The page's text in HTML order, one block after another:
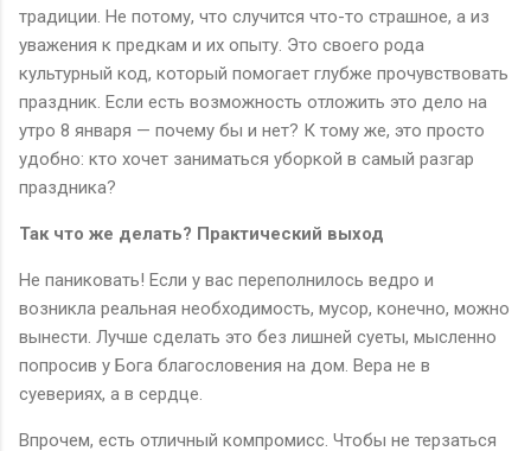
традиции. Не потому, что случится что-то страшное, а из
уважения к предкам и их опыту. Это своего рода
культурный код, который помогает глубже прочувствовать
праздник. Если есть возможность отложить это дело на
утро 8 января — почему бы и нет? К тому же, это просто
удобно: кто хочет заниматься уборкой в самый разгар
праздника?
Так что же делать? Практический выход
Не паниковать! Если у вас переполнилось ведро и
возникла реальная необходимость, мусор, конечно, можно
вынести. Лучше сделать это без лишней суеты, мысленно
попросив у Бога благословения на дом. Вера не в
суевериях, а в сердце.
Впрочем, есть отличный компромисс. Чтобы не терзаться